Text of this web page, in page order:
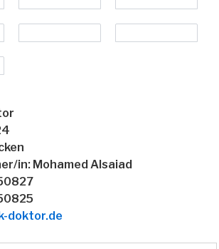
in: Mohamed Alsaiad
doktor.de